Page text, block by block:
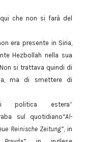
che non si farà del
era presente in Siria,
Hezbollah nella sua
si trattava quindi di
ma di smettere di
politica estera”
sul quotidiano“Al-
Reinische Zeitung” , in